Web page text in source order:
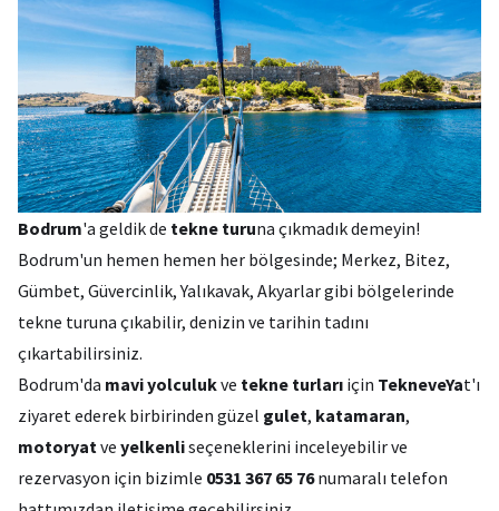
Bodrum'a geldik de tekne turuna çıkmadık demeyin!
Bodrum'un hemen hemen her bölgesinde; Merkez, Bitez,
Gümbet, Güvercinlik, Yalıkavak, Akyarlar gibi bölgelerinde
tekne turuna çıkabilir, denizin ve tarihin tadını
çıkartabilirsiniz.
Bodrum'da mavi yolculukve tekne turları için TekneveYat'ı
ziyaret ederek birbirinden güzel gulet, katamaran,
motoryatve yelkenliseçeneklerini inceleyebilir ve
rezervasyon için bizimle 0531 367 65 76numaralı telefon